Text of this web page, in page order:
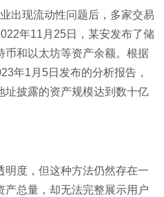
出现流动性问题后，多家交易
年11月25日，某安发布了储
币和以太坊等资产余额。根据
年1月5日发布的分析报告，
址披露的资产规模达到数十亿
明度，但这种方法仍然存在一
产总量，却无法完整展示用户